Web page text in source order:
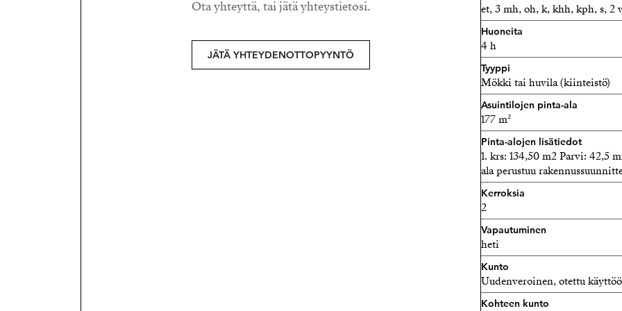
Ota yhteyttä, tai jätä yhteystietosi.
JÄTÄ YHTEYDENOTTOPYYNTÖ
äänimaailman, ja takka
Alakerrassa sijaitsevat
makuuhuonetta,
saunaosasto. Takapihan
rauhallinen, tarjoten
Yläkerran parvitilassa
minikeittiöllä ja
Kokonaisuus on harkittu,
- huvila, joka puhuttelee
arvoa. Tämä ei ole vain
paikkaan, tunnelmaan ja
Kerron mielellän
Jenni Hällfors
et, 3 mh, oh, k, khh, kph, s, 2
Huoneita
4 h
Tyyppi
Mökki tai huvila (kiinteistö)
Asuintilojen pinta-ala
177 m²
Pinta-alojen lisätiedot
1. krs: 134,50 m2 Parvi:
ala perustuu
Kerroksia
2
Vapautuminen
heti
Kunto
Uudenveroinen, otettu
Kohteen kunto